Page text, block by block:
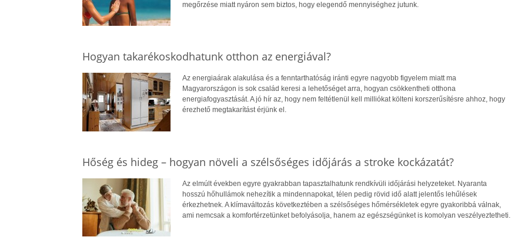
megőrzése miatt nyáron sem biztos, hogy elegendő mennyiséghez jutunk.
Hogyan takarékoskodhatunk otthon az energiával?
Az energiaárak alakulása és a fenntarthatóság iránti egyre nagyobb figyelem miatt ma
Magyarországon is sok család keresi a lehetőséget arra, hogyan csökkentheti otthona
energiafogyasztását. A jó hír az, hogy nem feltétlenül kell milliókat költeni korszerűsítésre ahhoz, hogy
érezhető megtakarítást érjünk el.
Hőség és hideg – hogyan növeli a szélsőséges időjárás a stroke kockázatát?
Az elmúlt években egyre gyakrabban tapasztalhatunk rendkívüli időjárási helyzeteket. Nyaranta
hosszú hőhullámok nehezítik a mindennapokat, télen pedig rövid idő alatt jelentős lehűlések
érkezhetnek. A klímaváltozás következtében a szélsőséges hőmérsékletek egyre gyakoribbá válnak,
ami nemcsak a komfortérzetünket befolyásolja, hanem az egészségünket is komolyan veszélyeztetheti.